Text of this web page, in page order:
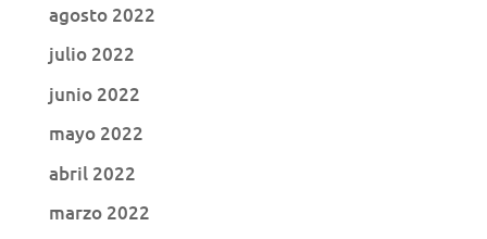
agosto 2022
julio 2022
junio 2022
mayo 2022
abril 2022
marzo 2022